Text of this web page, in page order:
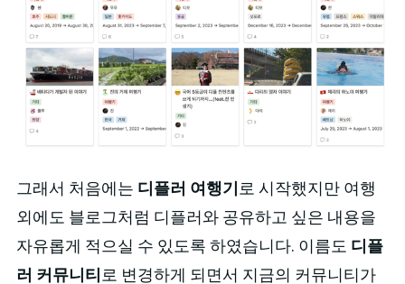
그래서 처음에는 디플러 여행기 로 시작했지만 여행
외에도 블로그처럼 디플러와 공유하고 싶은 내용을
자유롭게 적으실 수 있도록 하였습니다. 이름도 디플
러 커뮤니티 로 변경하게 되면서 지금의 커뮤니티가